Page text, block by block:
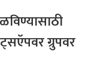
ग्रुपवर